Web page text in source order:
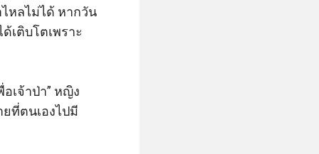
หลไม่ได้ หากวัน
เติบโตเพราะ
เจ้าป่า” หญิง
ยที่ตนเองไปมี